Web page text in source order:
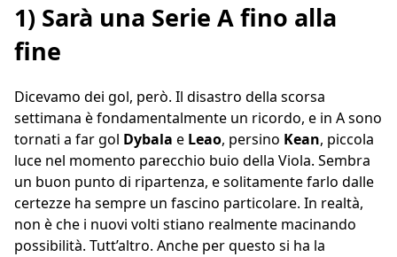
1) Sarà una Serie A fino alla
fine
Dicevamo dei gol, però. Il disastro della scorsa
settimana è fondamentalmente un ricordo, e in A sono
tornati a far gol Dybala e Leao, persino Kean, piccola
luce nel momento parecchio buio della Viola. Sembra
un buon punto di ripartenza, e solitamente farlo dalle
certezze ha sempre un fascino particolare. In realtà,
non è che i nuovi volti stiano realmente macinando
possibilità. Tutt’altro. Anche per questo si ha la